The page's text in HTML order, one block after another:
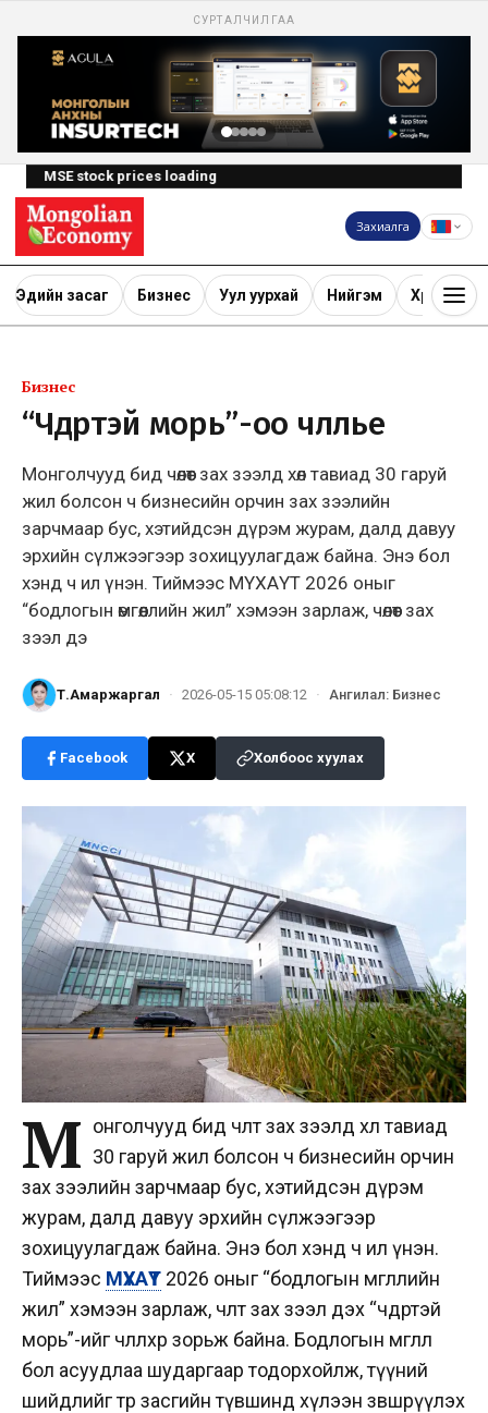
СУРТАЛЧИЛГАА
MSE stock prices loading
Захиалга
Эдийн засаг Бизнес Уул уурхай Нийгэм Хөрөнгө
Бизнес
“Чөдөртэй морь”-оо чөлөөлье
Монголчууд бид чөлөөт зах зээлд хөл тавиад 30 гаруй
жил болсон ч бизнесийн орчин зах зээлийн
зарчмаар бус, хэтийдсэн дүрэм журам, далд давуу
эрхийн сүлжээгээр зохицуулагдаж байна. Энэ бол
хэнд ч ил үнэн. Тиймээс МҮХАҮТ 2026 оныг
“бодлогын өмгөөллийн жил” хэмээн зарлаж, чөлөөт зах
зээл дэ
Т.Амаржаргал · 2026-05-15 05:08:12 · Ангилал: Бизнес
Facebook X Холбоос хуулах
М онголчууд бид чөлөөт зах зээлд хөл тавиад
30 гаруй жил болсон ч бизнесийн орчин
зах зээлийн зарчмаар бус, хэтийдсэн дүрэм
журам, далд давуу эрхийн сүлжээгээр
зохицуулагдаж байна. Энэ бол хэнд ч ил үнэн.
Тиймээс МҮХАҮТ 2026 оныг “бодлогын өмгөөллийн
жил” хэмээн зарлаж, чөлөөт зах зээл дэх “чөдөртэй
морь”-ийг чөлөөлөхөөр зорьж байна. Бодлогын өмгөөлөл
бол асуудлаа шударгаар тодорхойлж, түүний
шийдлийг төр засгийн түвшинд хүлээн зөвшөөрүүлэх